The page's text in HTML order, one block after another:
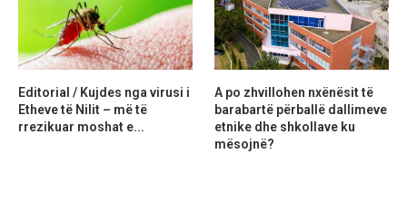
Editorial / Kujdes nga virusi i
Etheve të Nilit – më të
rrezikuar moshat e...
A po zhvillohen nxënësit të
barabartë përballë dallimeve
etnike dhe shkollave ku
mësojnë?